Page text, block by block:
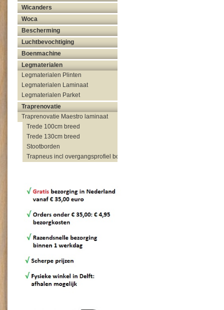
Wicanders
Woca
Bescherming
Luchtbevochtiging
Boenmachine
Legmaterialen
Legmaterialen Plinten
Legmaterialen Laminaat
Legmaterialen Parket
Traprenovatie
Traprenovatie Maestro laminaat
Trede 100cm breed
Trede 130cm breed
Stootborden
Trapneus incl overgangsprofiel bovenzijde trap